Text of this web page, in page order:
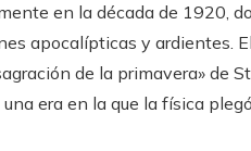
en la década de 1920,
apocalípticas y ardientes.
de la primavera» de
era en la que la física